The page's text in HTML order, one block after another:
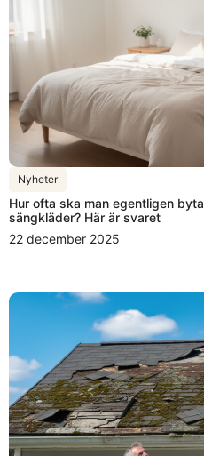
Nyheter
Hur ofta ska man egentligen byta
sängkläder? Här är svaret
22 december 2025